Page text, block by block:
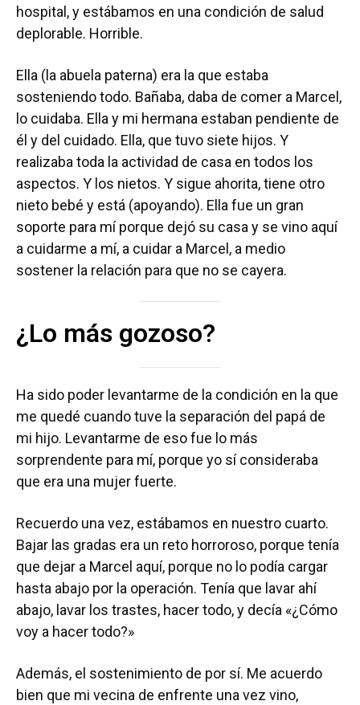
hospital, y estábamos en una condición de salud
deplorable. Horrible.
Ella (la abuela paterna) era la que estaba
sosteniendo todo. Bañaba, daba de comer a Marcel,
lo cuidaba. Ella y mi hermana estaban pendiente de
él y del cuidado. Ella, que tuvo siete hijos. Y
realizaba toda la actividad de casa en todos los
aspectos. Y los nietos. Y sigue ahorita, tiene otro
nieto bebé y está (apoyando). Ella fue un gran
soporte para mí porque dejó su casa y se vino aquí
a cuidarme a mí, a cuidar a Marcel, a medio
sostener la relación para que no se cayera.
¿Lo más gozoso?
Ha sido poder levantarme de la condición en la que
me quedé cuando tuve la separación del papá de
mi hijo. Levantarme de eso fue lo más
sorprendente para mí, porque yo sí consideraba
que era una mujer fuerte.
Recuerdo una vez, estábamos en nuestro cuarto.
Bajar las gradas era un reto horroroso, porque tenía
que dejar a Marcel aquí, porque no lo podía cargar
hasta abajo por la operación. Tenía que lavar ahí
abajo, lavar los trastes, hacer todo, y decía «¿Cómo
voy a hacer todo?»
Además, el sostenimiento de por sí. Me acuerdo
bien que mi vecina de enfrente una vez vino,